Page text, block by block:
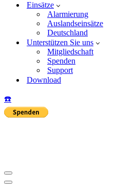
Einsätze
Alarmierung
Auslandseinsätze
Deutschland
Unterstützen Sie uns
Mitgliedschaft
Spenden
Support
Download
☎️
Navigationsmenü
Navigationsmenü